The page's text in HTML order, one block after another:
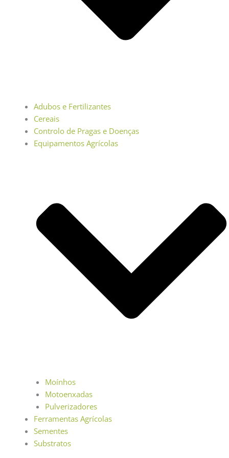
Adubos e Fertilizantes
Cereais
Controlo de Pragas e Doenças
Equipamentos Agrícolas
Moínhos
Motoenxadas
Pulverizadores
Ferramentas Agrícolas
Sementes
Substratos